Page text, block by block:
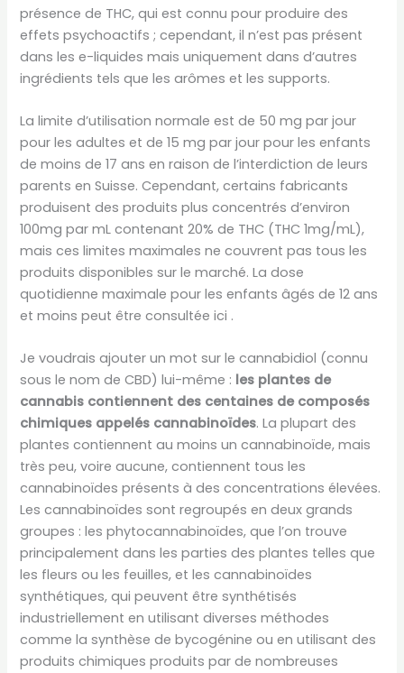
présence de THC, qui est connu pour produire des
effets psychoactifs ; cependant, il n’est pas présent
dans les e-liquides mais uniquement dans d’autres
ingrédients tels que les arômes et les supports.
La limite d’utilisation normale est de 50 mg par jour
pour les adultes et de 15 mg par jour pour les enfants
de moins de 17 ans en raison de l’interdiction de leurs
parents en Suisse. Cependant, certains fabricants
produisent des produits plus concentrés d’environ
100mg par mL contenant 20% de THC (THC 1mg/mL),
mais ces limites maximales ne couvrent pas tous les
produits disponibles sur le marché. La dose
quotidienne maximale pour les enfants âgés de 12 ans
et moins peut être consultée ici .
Je voudrais ajouter un mot sur le cannabidiol (connu
sous le nom de CBD) lui-même : les plantes de
cannabis contiennent des centaines de composés
chimiques appelés cannabinoïdes. La plupart des
plantes contiennent au moins un cannabinoïde, mais
très peu, voire aucune, contiennent tous les
cannabinoïdes présents à des concentrations élevées.
Les cannabinoïdes sont regroupés en deux grands
groupes : les phytocannabinoïdes, que l’on trouve
principalement dans les parties des plantes telles que
les fleurs ou les feuilles, et les cannabinoïdes
synthétiques, qui peuvent être synthétisés
industriellement en utilisant diverses méthodes
comme la synthèse de bycogénine ou en utilisant des
produits chimiques produits par de nombreuses